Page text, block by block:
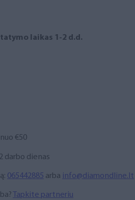
laikas 1-2 d.d.
€50
darbo dienas
065442885 arba info@diamondline.lt
Tapkite partneriu